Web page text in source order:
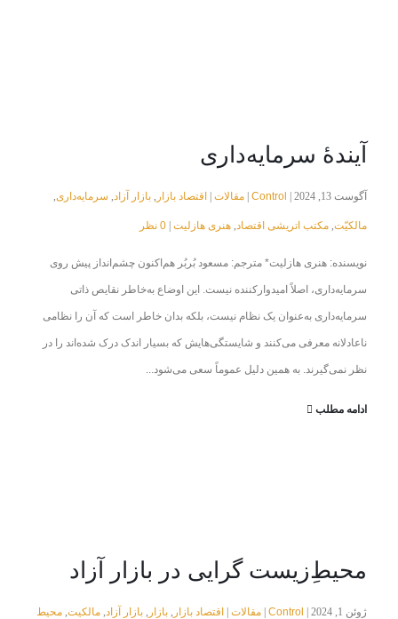
آیندهٔ سرمایه‌داری
آگوست 13, 2024 | Control مقالات اقتصاد بازار , بازار آزاد , سرمایه‌داری,
مالکیّت, مکتب اتریشی اقتصاد , هنری هازلیت 0 نظر
نویسنده: هنری هازلیت* مترجم: مسعود بُربُر هم‌اکنون چشم‌انداز پیش روی
سرمایه‌داری، اصلاً امیدوارکننده نیست. این اوضاع به‌خاطر نقایص ذاتی
سرمایه‌داری به‌عنوان یک نظام نیست، بلکه بدان خاطر است که آن را نظامی
‌ناعادلانه معرفی می‌کنند و شایستگی‌هایش که بسیار اندک درک شده‌اند را در
نظر نمی‌گیرند. به همین دلیل عموماً سعی می‌شود...
ادامه مطلب
محیط‌ِزیست گرایی در بازار آزاد
ژوئن 1, 2024 | Control مقالات اقتصاد بازار , بازار , بازار آزاد , مالکیت, محیط